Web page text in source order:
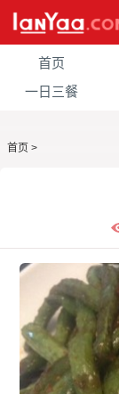
首页
一日三餐
首页 >